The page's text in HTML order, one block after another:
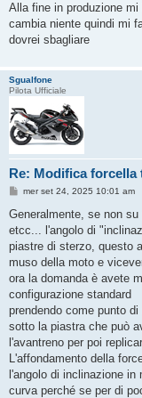
Alla fine in produzione
cambia niente quindi mi
dovrei sbagliare
Sgualfone
Pilota Ufficiale
Re: Modifica forcella
M
s
a
g
i
o
mer set 24, 2025 10:01 am
Generalmente, se non
etcc... l'angolo di
piastre di sterzo, questo
muso della moto e
ora la domanda è avete
configurazione standard
prendendo come punto
sotto la piastra che può
l'avantreno per poi
L'affondamento della
l'angolo di inclinazione
curva perché se per di